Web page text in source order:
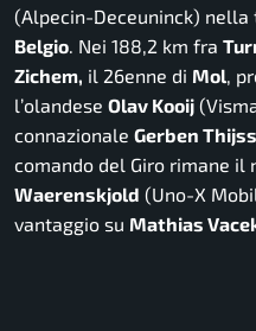
(Alpecin-Deceuninck) nella
Belgio. Nei 188,2 km fra
Zichem, il 26enne di Mol,
l’olandese Olav Kooij
connazionale Gerben
comando del Giro rimane il
Waerenskjold (Uno-X
vantaggio su Mathias